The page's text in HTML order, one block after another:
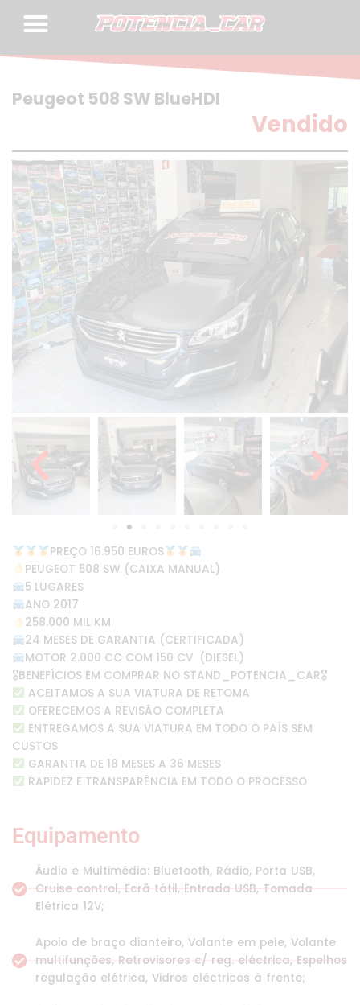
Peugeot 508 SW BlueHDI
Vendido
PREÇO 16.950 EUROS
PEUGEOT 508 SW (CAIXA MANUAL)
5 LUGARES
ANO 2017
258.000 MIL KM
24 MESES DE GARANTIA (CERTIFICADA)
MOTOR 2.000 CC COM 150 CV (DIESEL)
🎖BENEFÍCIOS EM COMPRAR NO STAND_POTENCIA_CAR🎖
ACEITAMOS A SUA VIATURA DE RETOMA
OFERECEMOS A REVISÃO COMPLETA
ENTREGAMOS A SUA VIATURA EM TODO O PAÍS SEM
CUSTOS
GARANTIA DE 18 MESES A 36 MESES
RAPIDEZ E TRANSPARÊNCIA EM TODO O PROCESSO
Equipamento
Áudio e Multimédia: Bluetooth, Rádio, Porta USB,
Cruise control, Ecrã tátil, Entrada USB, Tomada
Elétrica 12V;
Apoio de braço dianteiro, Volante em pele, Volante
multifunções, Retrovisores c/ reg. eléctrica, Espelhos
regulação elétrica, Vidros eléctricos à frente;